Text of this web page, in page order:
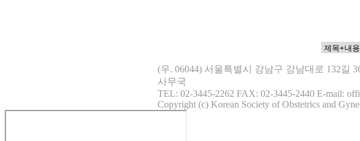
(우. 06044) 서울특별시 강남구 강남대로 132길
사무국
TEL: 02-3445-2262 FAX: 02-3445-2440 E-mail:
Copyright (c) Korean Society of Obstetrics and